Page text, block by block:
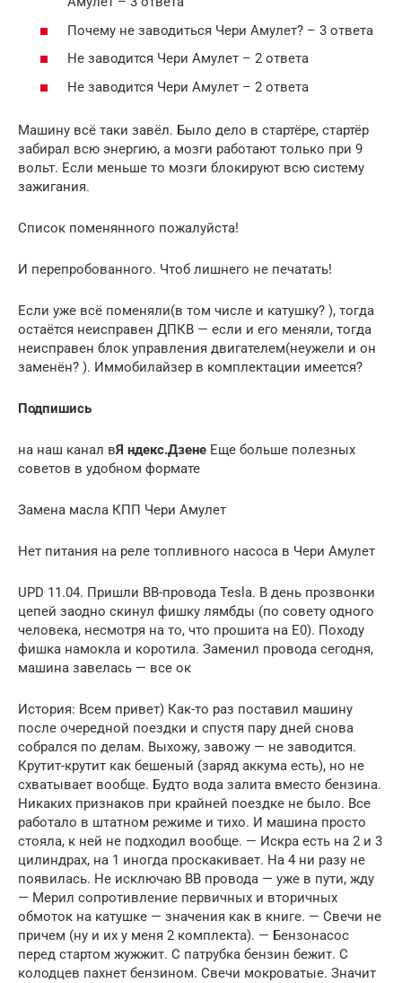
Почему не заводиться Чери Амулет? – 3 ответа
Не заводится Чери Амулет – 2 ответа
Не заводится Чери Амулет – 2 ответа
Машину всё таки завёл. Было дело в стартёре, стартёр
забирал всю энергию, а мозги работают только при 9
вольт. Если меньше то мозги блокируют всю систему
зажигания.
Список поменянного пожалуйста!
И перепробованного. Чтоб лишнего не печатать!
Если уже всё поменяли(в том числе и катушку? ), тогда
остаётся неисправен ДПКВ — если и его меняли, тогда
неисправен блок управления двигателем(неужели и он
заменён? ). Иммобилайзер в комплектации имеется?
Подпишись
на наш канал вЯ ндекс.Дзене Еще больше полезных
советов в удобном формате
Замена масла КПП Чери Амулет
Нет питания на реле топливного насоса в Чери Амулет
UPD 11.04. Пришли ВВ-провода Tesla. В день прозвонки
цепей заодно скинул фишку лямбды (по совету одного
человека, несмотря на то, что прошита на Е0). Походу
фишка намокла и коротила. Заменил провода сегодня,
машина завелась — все ок
История: Всем привет) Как-то раз поставил машину
после очередной поездки и спустя пару дней снова
собрался по делам. Выхожу, завожу — не заводится.
Крутит-крутит как бешеный (заряд аккума есть), но не
схватывает вообще. Будто вода залита вместо бензина.
Никаких признаков при крайней поездке не было. Все
работало в штатном режиме и тихо. И машина просто
стояла, к ней не подходил вообще. — Искра есть на 2 и 3
цилиндрах, на 1 иногда проскакивает. На 4 ни разу не
появилась. Не исключаю ВВ провода — уже в пути, жду
— Мерил сопротивление первичных и вторичных
обмоток на катушке — значения как в книге. — Свечи не
причем (ну и их у меня 2 комплекта). — Бензонасос
перед стартом жужжит. С патрубка бензин бежит. С
колодцев пахнет бензином. Свечи мокроватые. Значит